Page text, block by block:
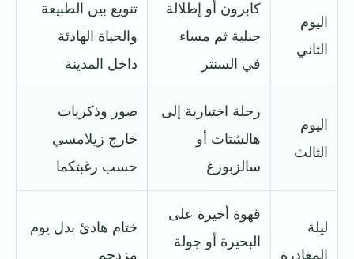
اليوم
الثاني
كابرون أو إطلالة
جبلية ثم مساء
في السنتر
تنويع بين الطبيعة
والحياة الهادئة
داخل المدينة
اليوم
الثالث
رحلة اختيارية إلى
هالشتات أو
سالزبورغ
صور وذكريات
خارج زيلامسي
حسب رغبتكما
ليلة
المغادرة
قهوة أخيرة على
البحيرة أو جولة
ختام هادئ بدل يوم
مزدحم